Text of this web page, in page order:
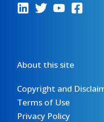
About this site
Copyright and
Terms of Use
Privacy Policy